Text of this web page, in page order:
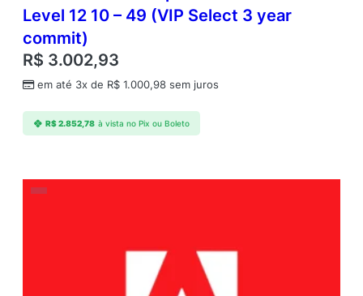
Level 12 10 – 49 (VIP Select 3 year
commit)
R$ 3.002,93
em até 3x de R$ 1.000,98 sem juros
R$2.852,78 à vista no Pix ou Boleto